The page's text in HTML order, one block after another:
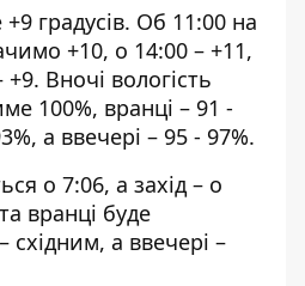
градусів. Об 11:00 на
+10, о 14:00 – +11,
Вночі вологість
100%, вранці – 91 -
а ввечері – 95 - 97%.
о 7:06, а захід – о
вранці буде
східним, а ввечері –